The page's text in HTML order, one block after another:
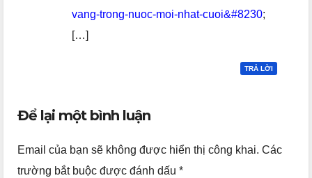
vang-trong-nuoc-moi-nhat-cuoi&#8230;
[…]
TRẢ LỜI
Để lại một bình luận
Email của bạn sẽ không được hiển thị công khai. Các
trường bắt buộc được đánh dấu *